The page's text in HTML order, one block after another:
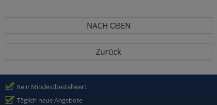
NACH OBEN
Zurück
Kein Mindestbestellwert
Täglich neue Angebote